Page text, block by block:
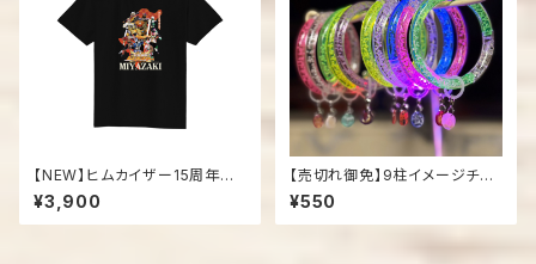
【NEW】ヒムカイザー15周年記
念Tシャツ
¥3,900
【売切れ御免】9柱イメージチャ
ーム付き光るブレスレット
¥550